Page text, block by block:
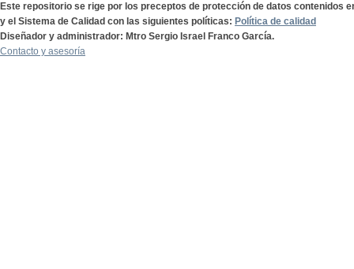
Este repositorio se rige por los preceptos de protección de datos contenidos
y el Sistema de Calidad con las siguientes políticas: Política de calidad
Diseñador y administrador: Mtro Sergio Israel Franco García.
Contacto y asesoría